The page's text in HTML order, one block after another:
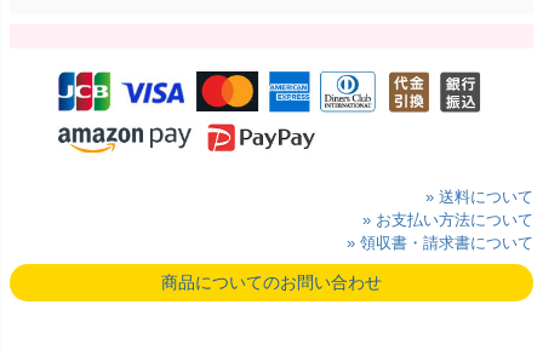
» 送料について
» お支払い方法について
» 領収書・請求書について
商品についてのお問い合わせ